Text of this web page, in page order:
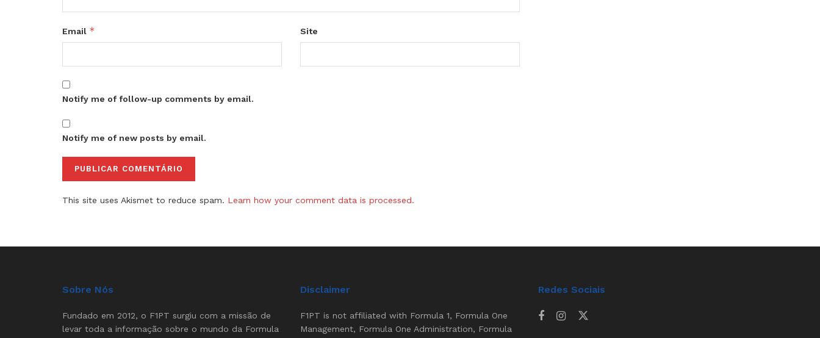
Email * Site
Notify me of follow-up comments by email.
Notify me of new posts by email.
This site uses Akismet to reduce spam. Learn how your comment data is processed.
Sobre Nós
Fundado em 2012, o F1PT surgiu com a missão de
levar toda a informação sobre o mundo da Formula
Disclaimer
F1PT is not affiliated with Formula 1, Formula One
Management, Formula One Administration, Formula
Redes Sociais